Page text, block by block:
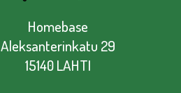
Homebase
Aleksanterinkatu 29
15140 LAHTI